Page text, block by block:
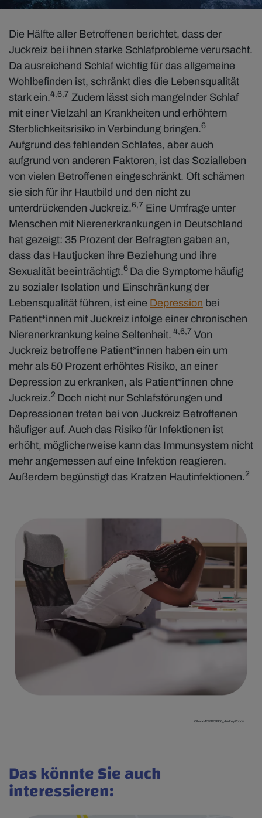
Die Hälfte aller Betroffenen berichtet, dass der
Juckreiz bei ihnen starke Schlafprobleme verursacht.
Da ausreichend Schlaf wichtig für das allgemeine
Wohlbefinden ist, schränkt dies die Lebensqualität
stark ein.4,6,7 Zudem lässt sich mangelnder Schlaf
mit einer Vielzahl an Krankheiten und erhöhtem
Sterblichkeitsrisiko in Verbindung bringen.6
Aufgrund des fehlenden Schlafes, aber auch
aufgrund von anderen Faktoren, ist das Sozialleben
von vielen Betroffenen eingeschränkt. Oft schämen
sie sich für ihr Hautbild und den nicht zu
unterdrückenden Juckreiz.6,7 Eine Umfrage unter
Menschen mit Nierenerkrankungen in Deutschland
hat gezeigt: 35 Prozent der Befragten gaben an,
dass das Hautjucken ihre Beziehung und ihre
Sexualität beeinträchtigt.6 Da die Symptome häufig
zu sozialer Isolation und Einschränkung der
Lebensqualität führen, ist eine Depression bei
Patient*innen mit Juckreiz infolge einer chronischen
Nierenerkrankung keine Seltenheit. 4,6,7 Von
Juckreiz betroffene Patient*innen haben ein um
mehr als 50 Prozent erhöhtes Risiko, an einer
Depression zu erkranken, als Patient*innen ohne
Juckreiz.2 Doch nicht nur Schlafstörungen und
Depressionen treten bei von Juckreiz Betroffenen
häufiger auf. Auch das Risiko für Infektionen ist
erhöht, möglicherweise kann das Immunsystem nicht
mehr angemessen auf eine Infektion reagieren.
Außerdem begünstigt das Kratzen Hautinfektionen.2
iStock-1553459966_AndreyPopov
Das könnte Sie auch
interessieren: